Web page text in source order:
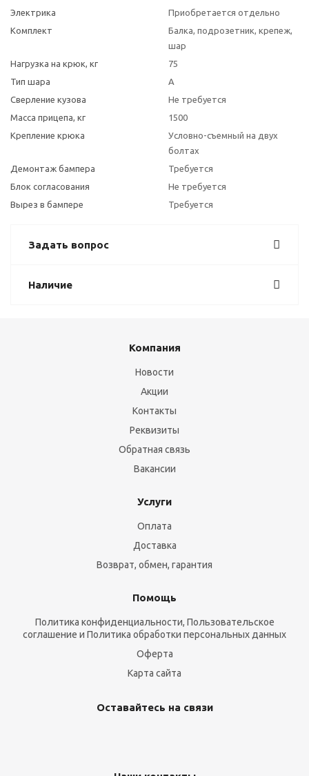
Электрика
Приобретается отдельно
Комплект
Балка, подрозетник, крепеж,
шар
Нагрузка на крюк, кг
75
Тип шара
A
Сверление кузова
Не требуется
Масса прицепа, кг
1500
Крепление крюка
Условно-съемный на двух
болтах
Демонтаж бампера
Требуется
Блок согласования
Не требуется
Вырез в бампере
Требуется
Задать вопрос
Наличие
Компания
Новости
Акции
Контакты
Реквизиты
Обратная связь
Вакансии
Услуги
Оплата
Доставка
Возврат, обмен, гарантия
Помощь
Политика конфиденциальности, Пользовательское
соглашение и Политика обработки персональных данных
Оферта
Карта сайта
Оставайтесь на связи